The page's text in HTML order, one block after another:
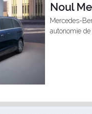
Noul
Mercedes-
autonomie